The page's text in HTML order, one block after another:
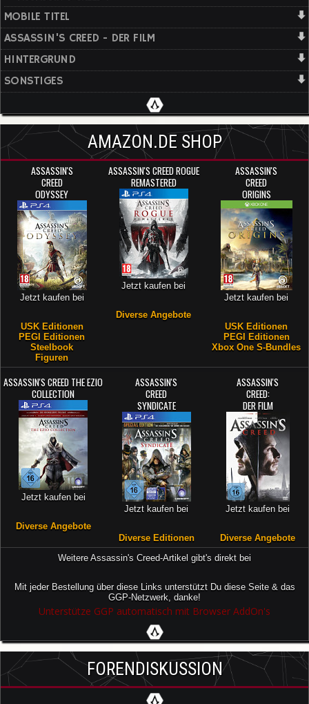
MOBILE TITEL
ASSASSIN'S CREED - DER FILM
HINTERGRUND
SONSTIGES
AMAZON.DE SHOP
ASSASSIN'S
CREED
ODYSSEY
Jetzt kaufen bei
USK Editionen
PEGI Editionen
Steelbook
Figuren
ASSASSIN'S CREED ROGUE
REMASTERED
Jetzt kaufen bei
Diverse Angebote
ASSASSIN'S
CREED
ORIGINS
Jetzt kaufen bei
USK Editionen
PEGI Editionen
Xbox One S-Bundles
ASSASSIN'S CREED THE EZIO
COLLECTION
Jetzt kaufen bei
Diverse Angebote
ASSASSIN'S
CREED
SYNDICATE
Jetzt kaufen bei
Diverse Editionen
ASSASSIN'S
CREED:
DER FILM
Jetzt kaufen bei
Diverse Angebote
Weitere Assassin's Creed-Artikel gibt's direkt bei
Mit jeder Bestellung über diese Links unterstützt Du diese Seite & das
GGP-Netzwerk, danke!
Unterstütze GGP automatisch mit Browser AddOn's
FORENDISKUSSION